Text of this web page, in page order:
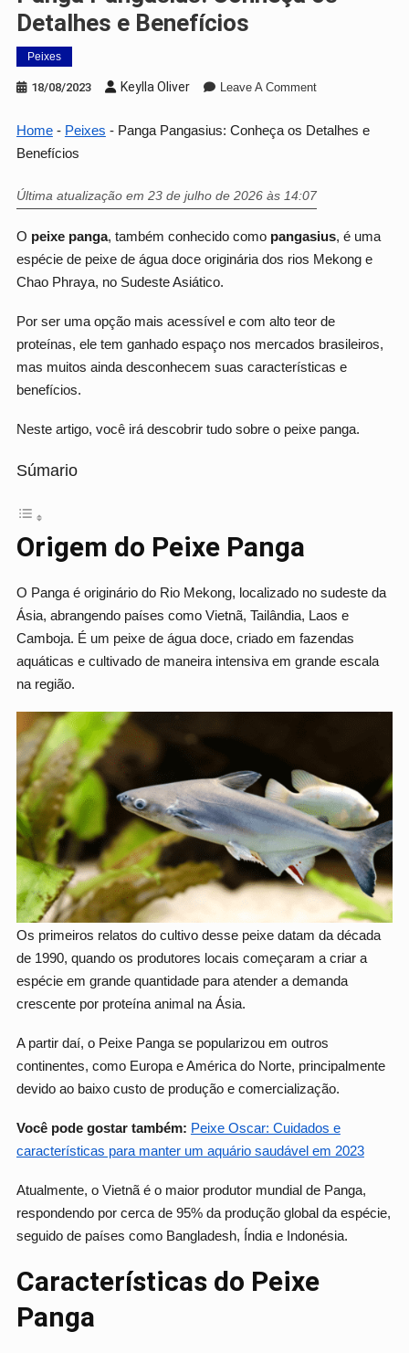
Detalhes e Benefícios
Peixes
18/08/2023 Keylla Oliver Leave A CommentOn
Pangasius:
E
Home- Peixes - Panga Pangasius: Conheça os Detalhes e
Benefícios
Última atualização em 23 de julho de 2026 às 14:07
O peixe panga, também conhecido como pangasius, é uma
espécie de peixe de água doce originária dos rios Mekong e
Chao Phraya, no Sudeste Asiático.
Por ser uma opção mais acessível e com alto teor de
proteínas, ele tem ganhado espaço nos mercados brasileiros,
mas muitos ainda desconhecem suas características e
benefícios.
Neste artigo, você irá descobrir tudo sobre o peixe panga.
Súmario
Origem do Peixe Panga
O Panga é originário do Rio Mekong, localizado no sudeste da
Ásia, abrangendo países como Vietnã, Tailândia, Laos e
Camboja. É um peixe de água doce, criado em fazendas
aquáticas e cultivado de maneira intensiva em grande escala
na região.
Os primeiros relatos do cultivo desse peixe datam da década
de 1990, quando os produtores locais começaram a criar a
espécie em grande quantidade para atender a demanda
crescente por proteína animal na Ásia.
A partir daí, o Peixe Panga se popularizou em outros
continentes, como Europa e América do Norte, principalmente
devido ao baixo custo de produção e comercialização.
Você pode gostar também: Peixe Oscar: Cuidados e
características para manter um aquário saudável em 2023
Atualmente, o Vietnã é o maior produtor mundial de Panga,
respondendo por cerca de 95% da produção global da espécie,
seguido de países como Bangladesh, Índia e Indonésia.
Características do Peixe
Panga